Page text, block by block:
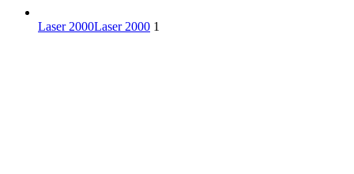
Laser 2000Laser 2000 1